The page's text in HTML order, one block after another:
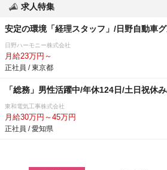
求人特集
安定の環境「経理スタッフ」/日野自動車
日野ハーモニー株式会社
月給23万円～
正社員 / 東京都
「総務」男性活躍中/年休124日/土日祝休
東和電気工事株式会社
月給30万円～45万円
正社員 / 愛知県